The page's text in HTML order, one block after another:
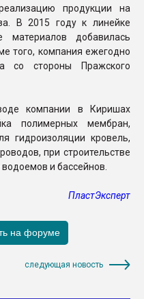
продукции на
В 2015 году к линейке
материалов добавилась
того, компания ежегодно
со стороны Пражского
компании в Киришах
полимерных мембран,
гидроизоляции кровель,
при строительстве
и бассейнов.
ПластЭксперт
следующая новость